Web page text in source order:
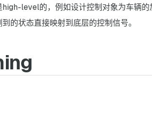
level的，例如设计控制对象为车辆
的状态直接映射到底层的控制信号。